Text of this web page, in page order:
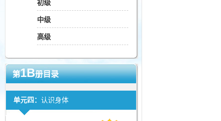
初级
中级
高级
第1B册目录
单元四： 认识身体